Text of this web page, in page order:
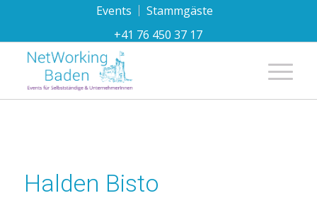
Events
Stammgäste
+41 76 450 37 17
Halden Bisto